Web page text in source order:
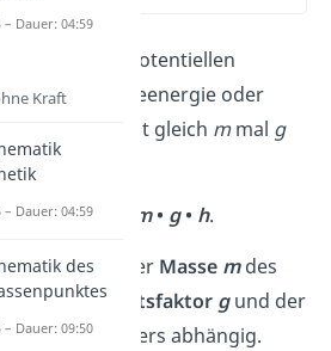
der potentiellen
E
(Lageenergie oder
ist gleich mmal g
h:
Epot m• g• h.
ist also von der Masse mdes
dem
Ortsfaktor gund der
hdes Körpers abhängig.
– Dauer: 04:59
Kraft
– Dauer: 04:59
des
– Dauer: 09:50